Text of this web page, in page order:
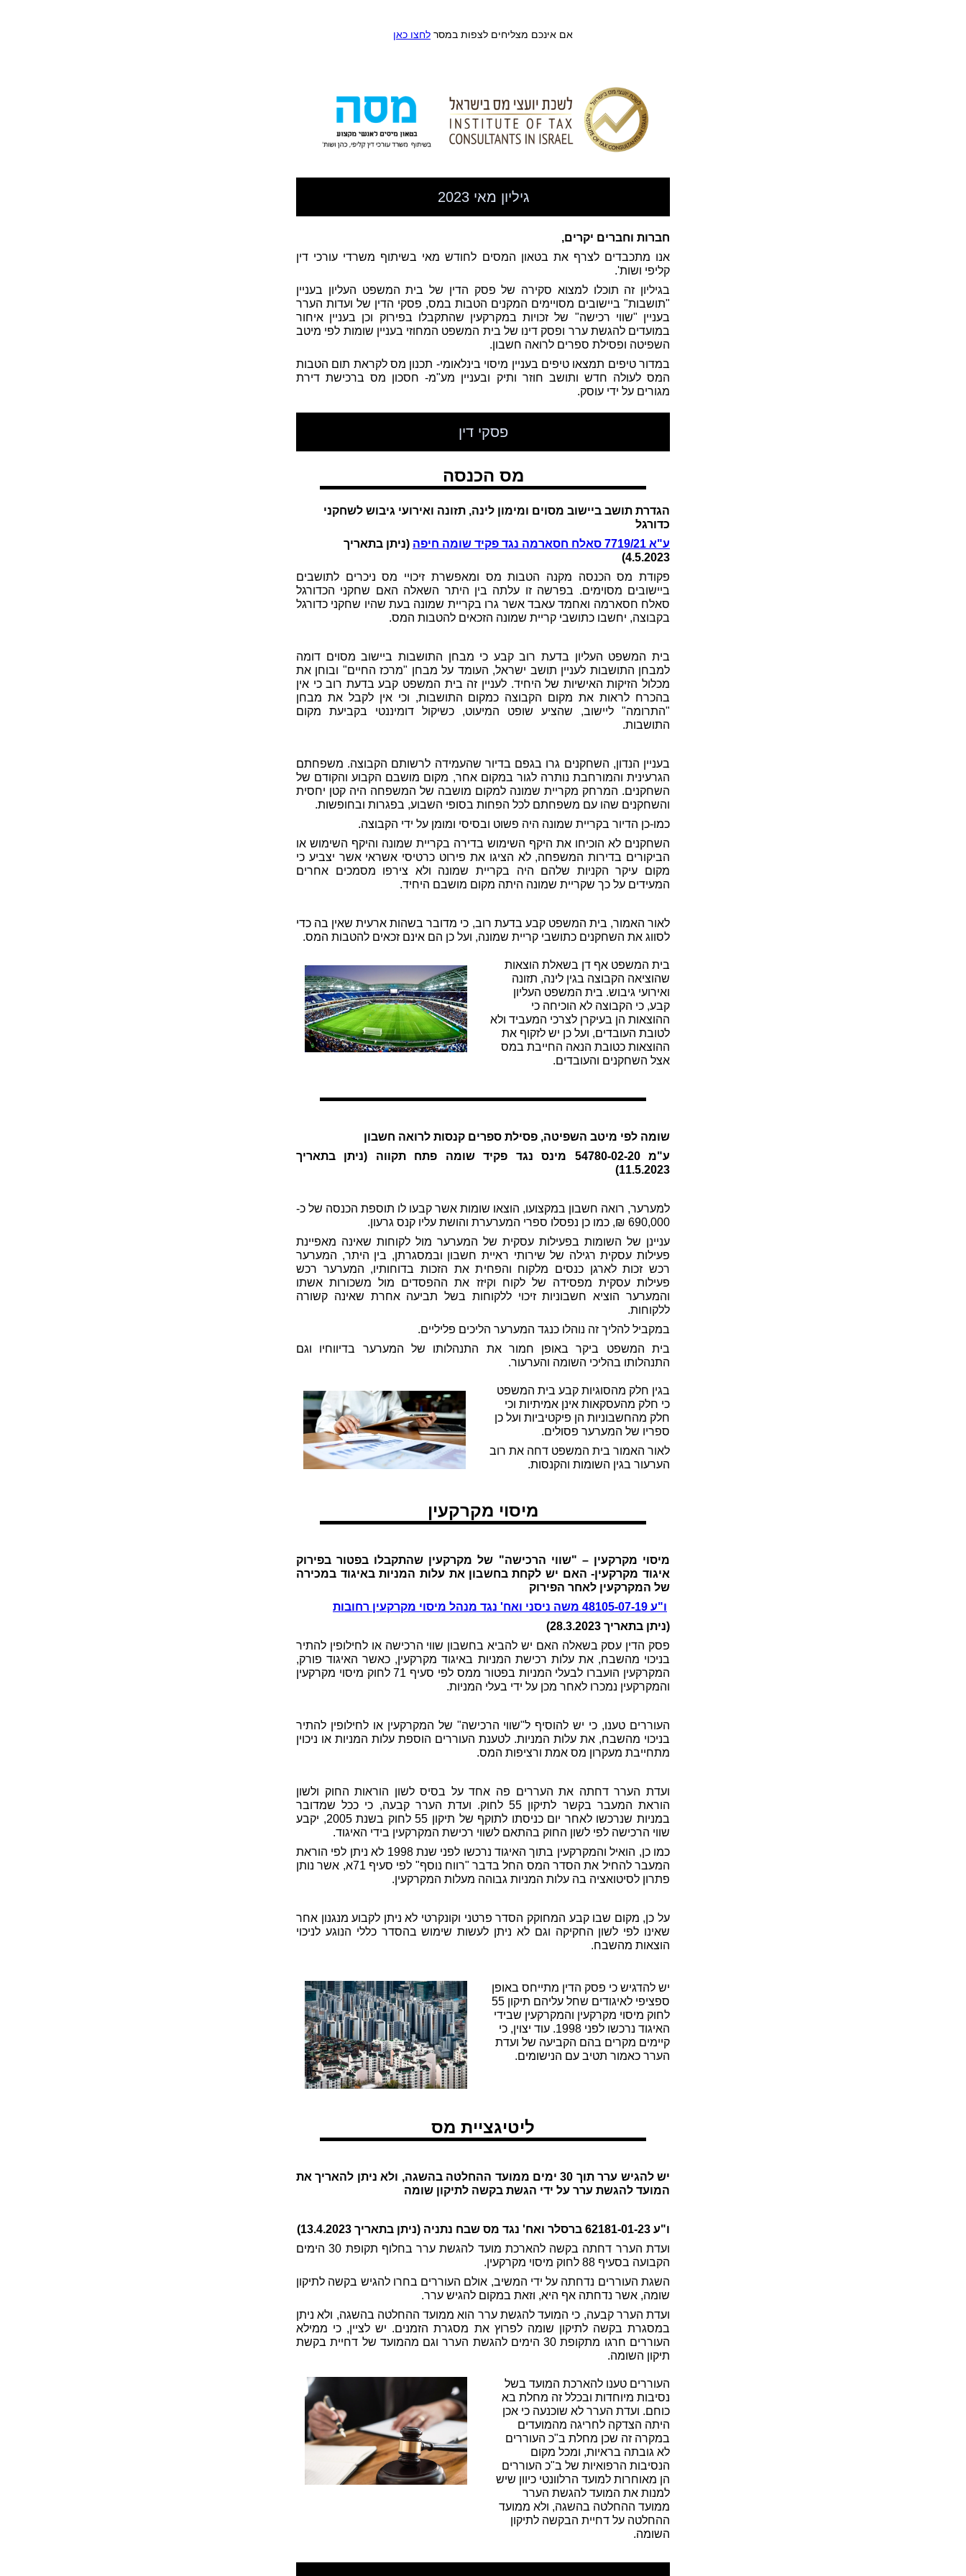
אם אינכם מצליחים לצפות במסר לחצו כאן
גיליון מאי 2023
חברות וחברים יקרים,
אנו מתכבדים לצרף את בטאון המסים לחודש מאי בשיתוף משרדי עורכי דין
קליפי ושות'.
בגיליון זה תוכלו למצוא סקירה של פסק הדין של בית המשפט העליון בעניין
"תושבות" ביישובים מסויימים המקנים הטבות במס, פסקי הדין של ועדות הערר
בעניין "שווי רכישה" של זכויות במקרקעין שהתקבלו בפירוק וכן בעניין איחור
במועדים להגשת ערר ופסק דינו של בית המשפט המחוזי בעניין שומות לפי מיטב
השפיטה ופסילת ספרים לרואה חשבון.
במדור טיפים תמצאו טיפים בעניין מיסוי בינלאומי- תכנון מס לקראת תום הטבות
המס לעולה חדש ותושב חוזר ותיק ובעניין מע"מ- חסכון מס ברכישת דירת
מגורים על ידי עוסק.
פסקי דין
מס הכנסה
הגדרת תושב ביישוב מסוים ומימון לינה, תזונה ואירועי גיבוש לשחקני
כדורגל
ע"א 7719/21 סאלח חסארמה נגד פקיד שומה חיפה
(ניתן בתאריך
4.5.2023)
פקודת מס הכנסה מקנה הטבות מס ומאפשרת זיכויי מס ניכרים לתושבים
ביישובים מסוימים. בפרשה זו עלתה בין היתר השאלה האם שחקני הכדורגל
סאלח חסארמה ואחמד עאבד אשר גרו בקריית שמונה בעת שהיו שחקני כדורגל
בקבוצה, יחשבו כתושבי קריית שמונה הזכאים להטבות המס.
בית המשפט העליון בדעת רוב קבע כי מבחן התושבות ביישוב מסוים דומה
למבחן התושבות לעניין תושב ישראל, העומד על מבחן "מרכז החיים" ובוחן את
מכלול הזיקות האישיות של היחיד. לעניין זה בית המשפט קבע בדעת רוב כי אין
בהכרח לראות את מקום הקבוצה כמקום התושבות, וכי אין לקבל את מבחן
"התרומה" ליישוב, שהציע שופט המיעוט, כשיקול דומיננטי בקביעת מקום
התושבות.
בעניין הנדון, השחקנים גרו בגפם בדיור שהעמידה לרשותם הקבוצה. משפחתם
הגרעינית והמורחבת נותרה לגור במקום אחר, מקום מושבם הקבוע והקודם של
השחקנים. המרחק מקריית שמונה למקום מושבה של המשפחה היה קטן יחסית
והשחקנים שהו עם משפחתם לכל הפחות בסופי השבוע, בפגרות ובחופשות.
כמו-כן הדיור בקריית שמונה היה פשוט ובסיסי ומומן על ידי הקבוצה.
השחקנים לא הוכיחו את היקף השימוש בדירה בקריית שמונה והיקף השימוש או
הביקורים בדירות המשפחה, לא הציגו את פירוט כרטיסי אשראי אשר יצביע כי
מקום עיקר הקניות שלהם היה בקריית שמונה ולא צירפו מסמכים אחרים
המעידים על כך שקריית שמונה היתה מקום מושבם היחיד.
לאור האמור, בית המשפט קבע בדעת רוב, כי מדובר בשהות ארעית שאין בה כדי
לסווג את השחקנים כתושבי קריית שמונה, ועל כן הם אינם זכאים להטבות המס.
בית המשפט אף דן בשאלת הוצאות
שהוציאה הקבוצה בגין לינה, תזונה
ואירועי גיבוש. בית המשפט העליון
קבע, כי הקבוצה לא הוכיחה כי
ההוצאות הן בעיקרן לצרכי המעביד ולא
לטובת העובדים, ועל כן יש לזקוף את
ההוצאות כטובת הנאה החייבת במס
אצל השחקנים והעובדים.
שומה לפי מיטב השפיטה, פסילת ספרים קנסות לרואה חשבון
ע"מ 54780-02-20 מינס נגד פקיד שומה פתח תקווה (ניתן בתאריך
11.5.2023)
למערער, רואה חשבון במקצועו, הוצאו שומות אשר קבעו לו תוספת הכנסה של כ-
690,000 ₪, כמו כן נפסלו ספרי המערערת והושת עליו קנס גרעון.
עניינן של השומות בפעילות עסקית של המערער מול לקוחות שאינה מאפיינת
פעילות עסקית רגילה של שירותי ראיית חשבון ובמסגרתן, בין היתר, המערער
רכש זכות לארגן כנסים מלקוח והפחית את הזכות בדוחותיו, המערער רכש
פעילות עסקית מפסידה של לקוח וקיזז את ההפסדים מול משכורות אשתו
והמערער הוציא חשבוניות זיכוי ללקוחות בשל תביעה אחרת שאינה קשורה
ללקוחות.
במקביל להליך זה נוהלו כנגד המערער הליכים פליליים.
בית המשפט ביקר באופן חמור את התנהלותו של המערער בדיווחיו וגם
התנהלותו בהליכי השומה והערעור.
בגין חלק מהסוגיות קבע בית המשפט
כי חלק מהעסקאות אינן אמיתיות וכי
חלק מהחשבוניות הן פיקטיביות ועל כן
ספריו של המערער פסולים.
לאור האמור בית המשפט דחה את רוב
הערעור בגין השומות והקנסות.
מיסוי מקרקעין
מיסוי מקרקעין – "שווי הרכישה" של מקרקעין שהתקבלו בפטור בפירוק
איגוד מקרקעין- האם יש לקחת בחשבון את עלות המניות באיגוד במכירה
של המקרקעין לאחר הפירוק
ו"ע 48105-07-19 משה ניסני ואח' נגד מנהל מיסוי מקרקעין רחובות
(ניתן בתאריך 28.3.2023)
פסק הדין עסק בשאלה האם יש להביא בחשבון שווי הרכישה או לחילופין להתיר
בניכוי מהשבח, את עלות רכישת המניות באיגוד מקרקעין, כאשר האיגוד פורק,
המקרקעין הועברו לבעלי המניות בפטור ממס לפי סעיף 71 לחוק מיסוי מקרקעין
והמקרקעין נמכרו לאחר מכן על ידי בעלי המניות.
העוררים טענו, כי יש להוסיף ל"שווי הרכישה" של המקרקעין או לחילופין להתיר
בניכוי מהשבח, את עלות המניות. לטענת העוררים הוספת עלות המניות או ניכוין
מתחייבת מעקרון מס אמת ורציפות המס.
ועדת הערר דחתה את העררים פה אחד על בסיס לשון הוראות החוק ולשון
הוראת המעבר בקשר לתיקון 55 לחוק. ועדת הערר קבעה, כי ככל שמדובר
במניות שנרכשו לאחר יום כניסתו לתוקף של תיקון 55 לחוק בשנת 2005, יקבע
שווי הרכישה לפי לשון החוק בהתאם לשווי רכישת המקרקעין בידי האיגוד.
כמו כן, הואיל והמקרקעין בתוך האיגוד נרכשו לפני שנת 1998 לא ניתן לפי הוראת
המעבר להחיל את הסדר המס החל בדבר "רווח נוסף" לפי סעיף 71א, אשר נותן
פתרון לסיטואציה בה עלות המניות גבוהה מעלות המקרקעין.
על כן, מקום שבו קבע המחוקק הסדר פרטני וקונקרטי לא ניתן לקבוע מנגנון אחר
שאינו לפי לשון החקיקה וגם לא ניתן לעשות שימוש בהסדר כללי הנוגע לניכוי
הוצאות מהשבח.
יש להדגיש כי פסק הדין מתייחס באופן
ספציפי לאיגודים שחל עליהם תיקון 55
לחוק מיסוי מקרקעין והמקרקעין שבידי
האיגוד נרכשו לפני 1998. עוד יצוין, כי
קיימים מקרים בהם הקביעה של ועדת
הערר כאמור תטיב עם הנישומים.
ליטיגציית מס
יש להגיש ערר תוך 30 ימים ממועד ההחלטה בהשגה, ולא ניתן להאריך את
המועד להגשת ערר על ידי הגשת בקשה לתיקון שומה
ו"ע 62181-01-23 ברסלר ואח' נגד מס שבח נתניה (ניתן בתאריך 13.4.2023)
ועדת הערר דחתה בקשה להארכת מועד להגשת ערר בחלוף תקופת 30 הימים
הקבועה בסעיף 88 לחוק מיסוי מקרקעין.
השגת העוררים נדחתה על ידי המשיב, אולם העוררים בחרו להגיש בקשה לתיקון
שומה, אשר נדחתה אף היא, וזאת במקום להגיש ערר.
ועדת הערר קבעה, כי המועד להגשת ערר הוא ממועד ההחלטה בהשגה, ולא ניתן
במסגרת בקשה לתיקון שומה לפרוץ את מסגרת הזמנים. יש לציין, כי ממילא
העוררים חרגו מתקופת 30 הימים להגשת הערר וגם מהמועד של דחיית בקשת
תיקון השומה.
העוררים טענו להארכת המועד בשל
נסיבות מיוחדות ובכלל זה מחלת בא
כוחם. ועדת הערר לא שוכנעה כי אכן
היתה הצדקה לחריגה מהמועדים
במקרה זה שכן מחלת ב"כ העוררים
לא גובתה בראיות, ומכל מקום
הנסיבות הרפואיות של ב"כ העוררים
הן מאוחרות למועד הרלוונטי כיוון שיש
למנות את המועד להגשת הערר
ממועד ההחלטה בהשגה, ולא ממועד
ההחלטה על דחיית הבקשה לתיקון
השומה.